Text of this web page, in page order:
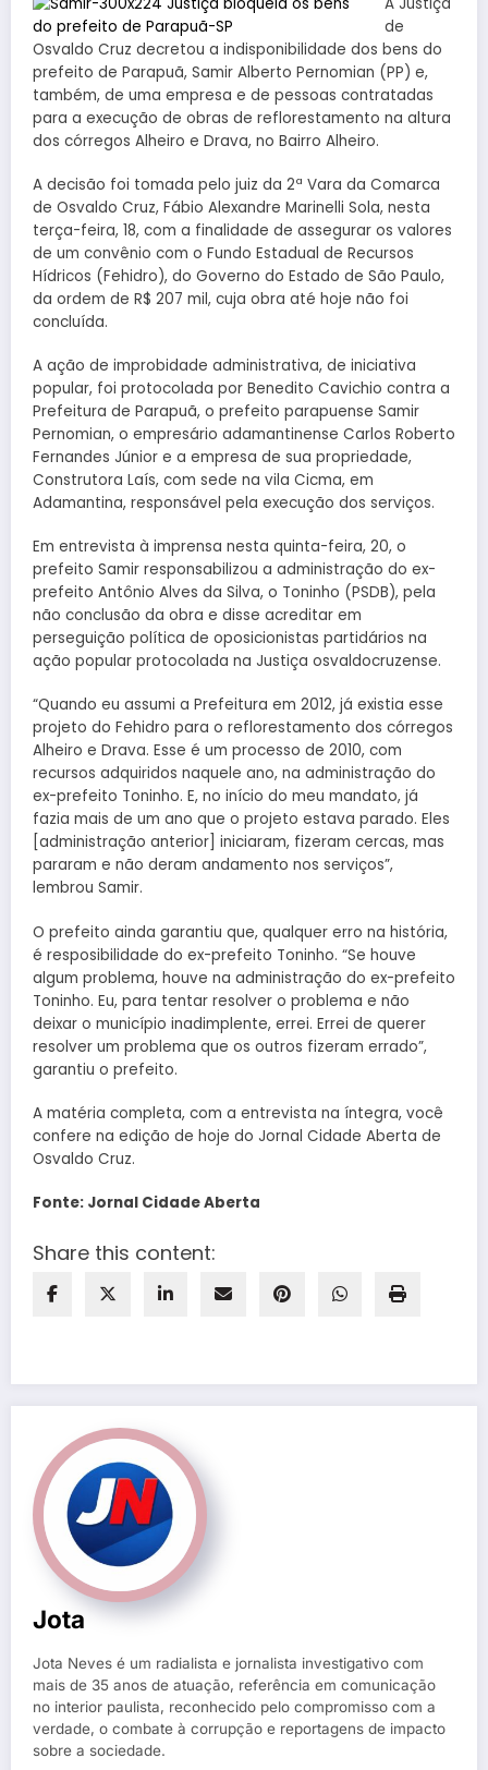
de
Osvaldo Cruz decretou a indisponibilidade dos bens do
prefeito de Parapuã, Samir Alberto Pernomian (PP) e,
também, de uma empresa e de pessoas contratadas
para a execução de obras de reflorestamento na altura
dos córregos Alheiro e Drava, no Bairro Alheiro.
A decisão foi tomada pelo juiz da 2ª Vara da Comarca
de Osvaldo Cruz, Fábio Alexandre Marinelli Sola, nesta
terça-feira, 18, com a finalidade de assegurar os valores
de um convênio com o Fundo Estadual de Recursos
Hídricos (Fehidro), do Governo do Estado de São Paulo,
da ordem de R$ 207 mil, cuja obra até hoje não foi
concluída.
A ação de improbidade administrativa, de iniciativa
popular, foi protocolada por Benedito Cavichio contra a
Prefeitura de Parapuã, o prefeito parapuense Samir
Pernomian, o empresário adamantinense Carlos Roberto
Fernandes Júnior e a empresa de sua propriedade,
Construtora Laís, com sede na vila Cicma, em
Adamantina, responsável pela execução dos serviços.
Em entrevista à imprensa nesta quinta-feira, 20, o
prefeito Samir responsabilizou a administração do ex-
prefeito Antônio Alves da Silva, o Toninho (PSDB), pela
não conclusão da obra e disse acreditar em
perseguição política de oposicionistas partidários na
ação popular protocolada na Justiça osvaldocruzense.
“Quando eu assumi a Prefeitura em 2012, já existia esse
projeto do Fehidro para o reflorestamento dos córregos
Alheiro e Drava. Esse é um processo de 2010, com
recursos adquiridos naquele ano, na administração do
ex-prefeito Toninho. E, no início do meu mandato, já
fazia mais de um ano que o projeto estava parado. Eles
[administração anterior] iniciaram, fizeram cercas, mas
pararam e não deram andamento nos serviços”,
lembrou Samir.
O prefeito ainda garantiu que, qualquer erro na história,
é resposibilidade do ex-prefeito Toninho. “Se houve
algum problema, houve na administração do ex-prefeito
Toninho. Eu, para tentar resolver o problema e não
deixar o município inadimplente, errei. Errei de querer
resolver um problema que os outros fizeram errado”,
garantiu o prefeito.
A matéria completa, com a entrevista na íntegra, você
confere na edição de hoje do Jornal Cidade Aberta de
Osvaldo Cruz.
Fonte: Jornal Cidade Aberta
Share this content:
Jota
Jota Neves é um radialista e jornalista investigativo com
mais de 35 anos de atuação, referência em comunicação
no interior paulista, reconhecido pelo compromisso com a
verdade, o combate à corrupção e reportagens de impacto
sobre a sociedade.